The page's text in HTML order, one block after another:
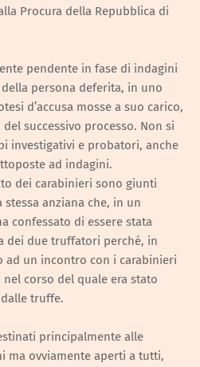
Procura della Repubblica di
pendente in fase di indagini
persona deferita, in uno
d’accusa mosse a suo carico,
successivo processo. Non si
investigativi e probatori, anche
ad indagini.
dei carabinieri sono giunti
anziana che, in un
confessato di essere stata
dei due truffatori perché, in
ad un incontro con i carabinieri
corso del quale era stato
truffe.
principalmente alle
ma ovviamente aperti a tutti,